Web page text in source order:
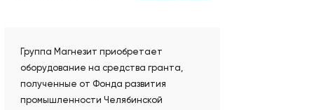
Группа Магнезит приобретает
оборудование на средства гранта,
полученные от Фонда развития
промышленности Челябинской